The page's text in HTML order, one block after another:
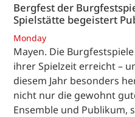
Bergfest der
Spielstätte begeistert
Monday
Mayen. Die
ihrer Spielzeit erreicht –
diesem Jahr besonders
nicht nur die gewohnt
Ensemble und Publikum,